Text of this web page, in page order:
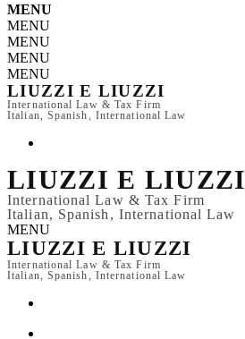
MENU
MENU
MENU
MENU
MENU
LIUZZI E LIUZZI
International Law & Tax Firm
Italian, Spanish, International Law
LIUZZI E LIUZZI
International Law & Tax Firm
Italian, Spanish, International Law
MENU
LIUZZI E LIUZZI
International Law & Tax Firm
Italian, Spanish, International Law